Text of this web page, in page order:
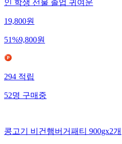
인 학생 선물 졸업 귀여운
19,800원
51%9,800원
294적립
52명구매중
콩고기 비건햄버거패티 900gx2개